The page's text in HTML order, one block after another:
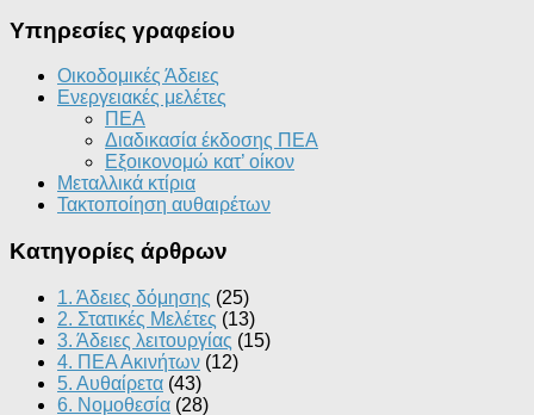
Υπηρεσίες γραφείου
Οικοδομικές Άδειες
Ενεργειακές μελέτες
ΠΕΑ
Διαδικασία έκδοσης ΠΕΑ
Εξοικονομώ κατ’ οίκoν
Μεταλλικά κτίρια
Τακτοποίηση αυθαιρέτων
Κατηγορίες άρθρων
1. Άδειες δόμησης (25)
2. Στατικές Μελέτες (13)
3. Άδειες λειτουργίας (15)
4. ΠΕΑ Ακινήτων (12)
5. Αυθαίρετα (43)
6. Νομοθεσία (28)